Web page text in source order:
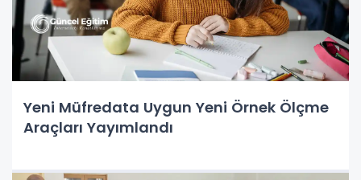
Yeni Müfredata Uygun Yeni Örnek Ölçme
Araçları Yayımlandı